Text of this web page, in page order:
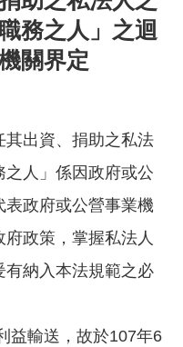
務之人」之迴
關界定
出資、捐助之私法
之人」係因政府或公
政府或公營事業機
政策，掌握私法人
納入本法規範之必
益輸送，故於107年6